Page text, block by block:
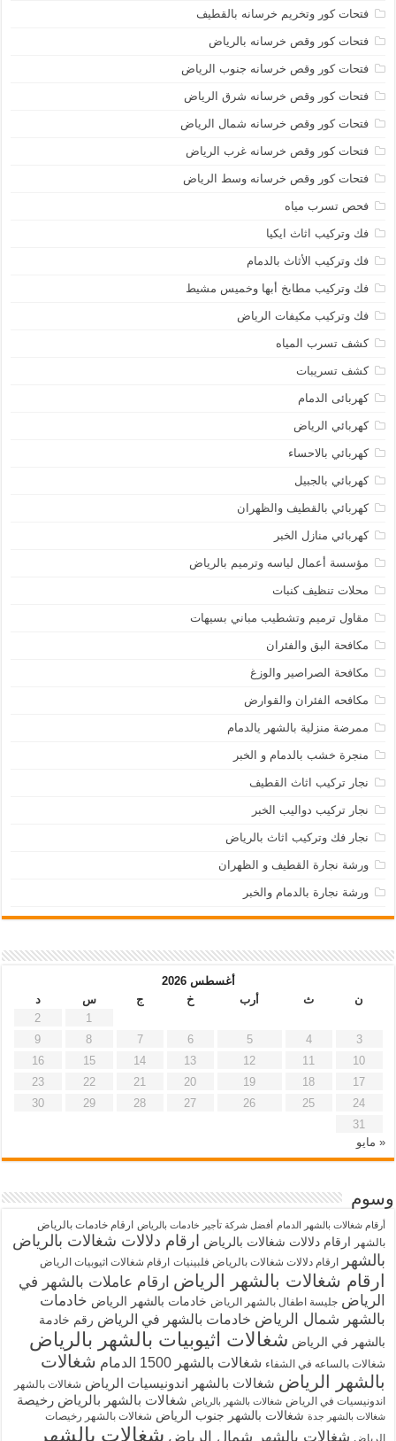
فتحات كور وتخريم خرسانه بالقطيف
فتحات كور وقص خرسانه بالرياض
فتحات كور وقص خرسانه جنوب الرياض
فتحات كور وقص خرسانه شرق الرياض
فتحات كور وقص خرسانه شمال الرياض
فتحات كور وقص خرسانه غرب الرياض
فتحات كور وقص خرسانه وسط الرياض
فحص تسرب مياه
فك وتركيب اثاث ايكيا
فك وتركيب الأثاث بالدمام
فك وتركيب مطابخ أبها وخميس مشيط
فك وتركيب مكيفات الرياض
كشف تسرب المياه
كشف تسريبات
كهربائى الدمام
كهربائي الرياض
كهربائي بالاحساء
كهربائي بالجبيل
كهربائي بالقطيف والظهران
كهربائي منازل الخبر
مؤسسة أعمال لياسه وترميم بالرياض
محلات تنظيف كنبات
مقاول ترميم وتشطيب مباني بسيهات
مكافحة البق والفئران
مكافحة الصراصير والوزغ
مكافحه الفئران والقوارض
ممرضة منزلية بالشهر يالدمام
منجرة خشب بالدمام و الخبر
نجار تركيب اثاث القطيف
نجار تركيب دواليب الخبر
نجار فك وتركيب اثاث بالرياض
ورشة نجارة القطيف و الظهران
ورشة نجارة بالدمام والخبر
أغسطس 2026
ن
ث أرب خ ج س
د
1
2
3
4
5
6
7
8
9
10
11
12
13
14
15
16
17
18
19
20
21
22
23
24
25
26
27
28
29
30
31
« مايو
وسوم
أرقام شغالات بالشهر الدمام أفضل شركة تأجير خادمات بالرياض
ارقام خادمات بالرياض
بالشهر
ارقام دلالات شغالات بالرياض ارقام دلالات شغالات بالرياض
بالشهر
ارقام دلالات شغالات بالرياض فلبينيات ارقام شغالات اثيوبيات الرياض
ارقام شغالات بالشهر الرياض ارقام عاملات بالشهر في
الرياض جليسة اطفال بالشهر الرياض خادمات بالشهر الرياض خادمات
بالشهر شمال الرياض خادمات بالشهر في الرياض رقم خادمة
بالشهر في الرياض شغالات اثيوبيات بالشهر بالرياض
شغالات بالساعه في الشفاء شغالات بالشهر 1500 الدمام
شغالات
بالشهر الرياض شغالات بالشهر اندونيسيات الرياض شغالات بالشهر
اندونيسيات في الرياض شغالات بالشهر بالرياض شغالات بالشهر بالرياض رخيصة
شغالات بالشهر جدة شغالات بالشهر جنوب الرياض شغالات بالشهر رخيصات
الرياض شغالات بالشهر شمال الرياض شغالات بالشهر